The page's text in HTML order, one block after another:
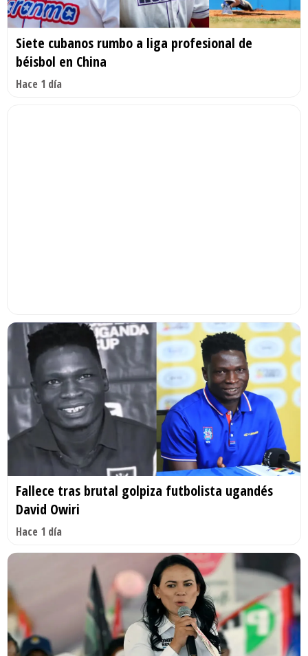
Siete cubanos rumbo a liga profesional de
béisbol en China
Hace 1 día
Fallece tras brutal golpiza futbolista ugandés
David Owiri
Hace 1 día